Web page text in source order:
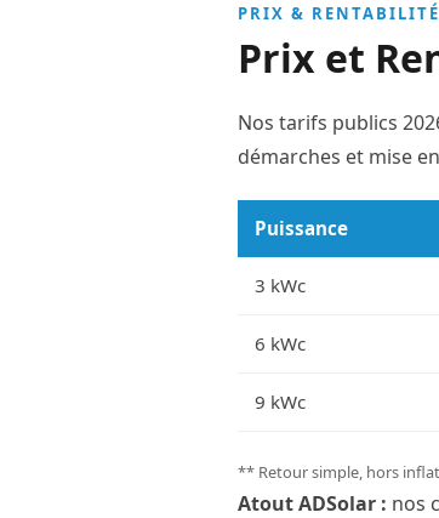
PRIX & RENTABILITÉ
Prix et
Nos tarifs publics
démarches et mise
Puissance
3 kWc
6 kWc
9 kWc
** Retour simple, hors
Atout ADSolar : nos